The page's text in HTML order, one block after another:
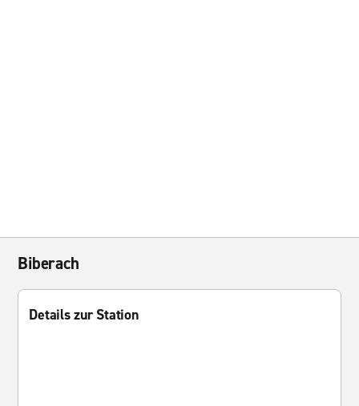
Biberach
Details zur Station